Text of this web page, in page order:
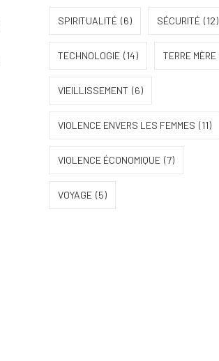
SPIRITUALITÉ (6) SÉCURITÉ (12)
TECHNOLOGIE (14) TERRE MÈRE
VIEILLISSEMENT (6)
VIOLENCE ENVERS LES FEMMES (11)
VIOLENCE ÉCONOMIQUE (7)
VOYAGE (5)